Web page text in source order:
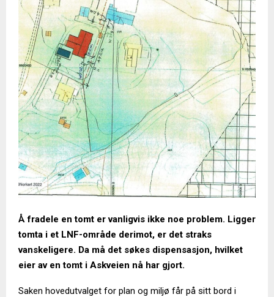
Å fradele en tomt er vanligvis ikke noe problem. Ligger
tomta i et LNF-område derimot, er det straks
vanskeligere. Da må det søkes dispensasjon, hvilket
eier av en tomt i Askveien nå har gjort.
Saken hovedutvalget for plan og miljø får på sitt bord i